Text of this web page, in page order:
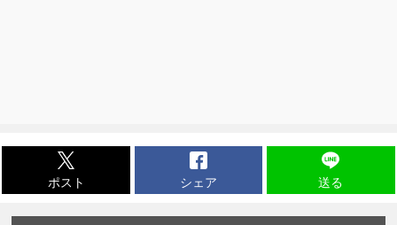
ポスト シェア 送る